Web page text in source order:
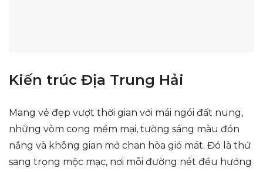
Kiến trúc Địa Trung Hải
Mang vẻ đẹp vượt thời gian với mái ngói đất nung,
những vòm cong mềm mại, tường sáng màu đón
nắng và không gian mở chan hòa gió mát. Đó là thứ
sang trọng mộc mạc, nơi mỗi đường nét đều hướng